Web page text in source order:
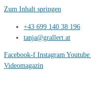
Zum Inhalt springen
+43 699 140 38 196
tanja@grallert.at
Facebook-f Instagram Youtube
Videomagazin